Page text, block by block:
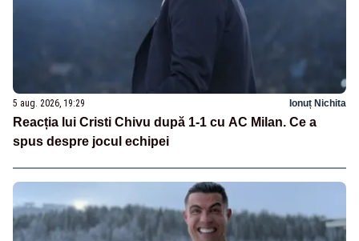
5 aug. 2026, 19:29 Ionuț Nichita
Reacția lui Cristi Chivu după 1-1 cu AC Milan. Ce a
spus despre jocul echipei